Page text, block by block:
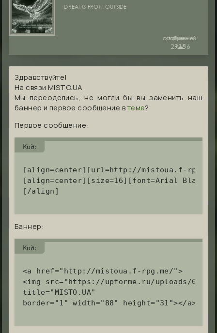
DREAMS FROM OUTSIDE
руны:
☁︎
сообщений:
29186
уважение:
+15
Здравствуйте!
На связи MISTO.UA
Мы переоделись, не могли бы вы заменить наш
баннер и первое сообщение втеме?
Первое сообщение:
Код:
[align=center][url=http://mistoua.f-rpg.me/
[align=center][size=16][font=Arial
[/align]
Баннер:
Код:
<a href="http://mistoua.f-rpg.me/">
<img src="https://upforme.ru/uploads/
title="MISTO.UA"
border="1" width="88" height="31"></a>